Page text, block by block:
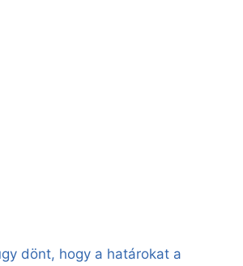
dönt, hogy a határokat a